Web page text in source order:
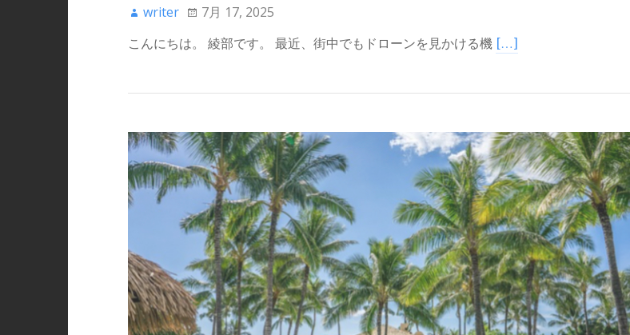
writer 7月 17, 2025
こんにちは。 綾部です。 最近、街中でもドローンを見かける機 […]